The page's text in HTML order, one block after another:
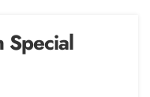
Special